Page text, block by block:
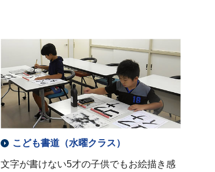
こども書道（水曜クラス）
文字が書けない5才の子供でもお絵描き感